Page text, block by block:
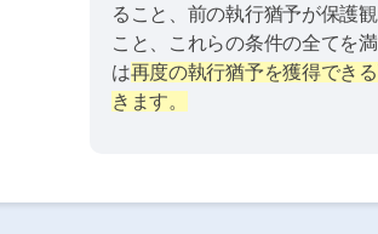
ること、前の執行猶予が保護
こと、これらの条件の全てを
は再度の執行猶予を獲得でき
きます。